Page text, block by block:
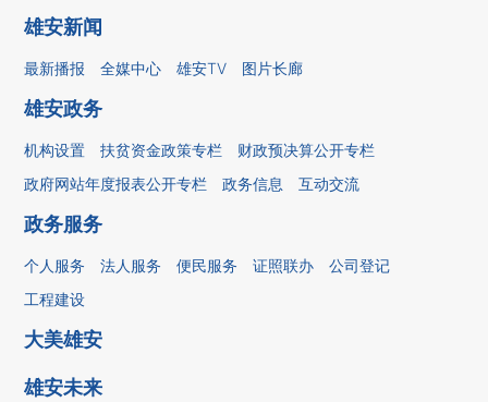
雄安新闻
最新播报 全媒中心 雄安TV 图片长廊
雄安政务
机构设置 扶贫资金政策专栏
财政预决算公开专栏
政府网站年度报表公开专栏
政务信息 互动交流
政务服务
个人服务 法人服务 便民服务 证照联办
公司登记
工程建设
大美雄安
雄安未来